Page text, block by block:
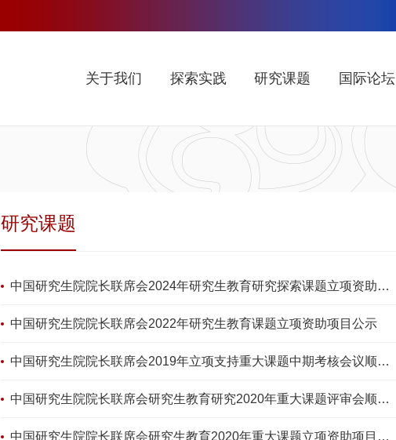
关于我们 探索实践 研究课题 国际论坛
研究课题
中国研究生院院长联席会2024年研究生教育研究探索课题立项资助项目公示
中国研究生院院长联席会2022年研究生教育课题立项资助项目公示
中国研究生院院长联席会2019年立项支持重大课题中期考核会议顺利召开
中国研究生院院长联席会研究生教育研究2020年重大课题评审会顺利召开
中国研究生院院长联席会研究生教育2020年重大课题立项资助项目公示